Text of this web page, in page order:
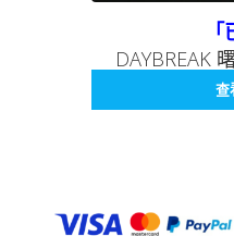
DAYBREAK
SERIES 查